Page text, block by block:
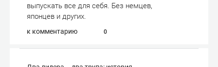
выпускать все для себя. Без немцев,
японцев и других.
к комментарию 0